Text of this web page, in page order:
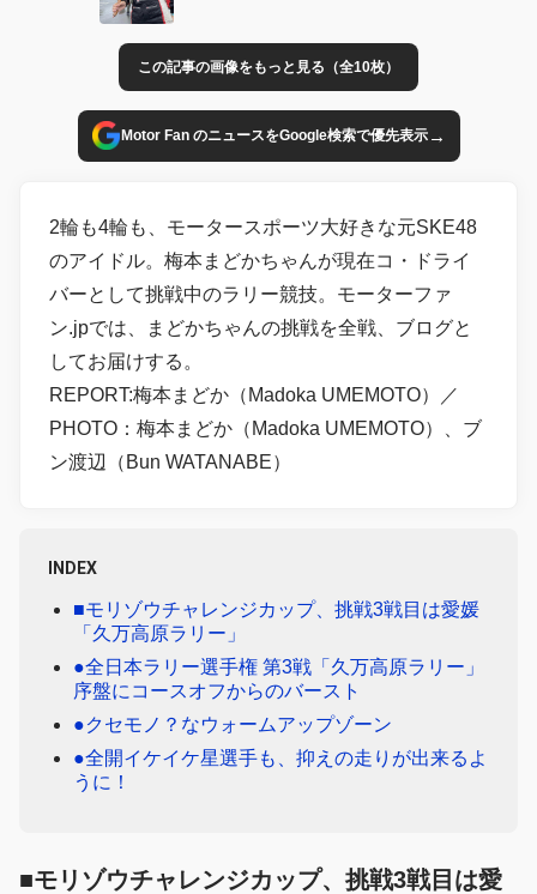
この記事の画像をもっと見る（全10枚）
Motor Fan のニュースをGoogle検索で優先表示→
2輪も4輪も、モータースポーツ大好きな元SKE48
のアイドル。梅本まどかちゃんが現在コ・ドライ
バーとして挑戦中のラリー競技。モーターファ
ン.jpでは、まどかちゃんの挑戦を全戦、ブログと
してお届けする。
REPORT:梅本まどか（Madoka UMEMOTO）／
PHOTO：梅本まどか（Madoka UMEMOTO）、ブ
ン渡辺（Bun WATANABE）
INDEX
■モリゾウチャレンジカップ、挑戦3戦目は愛媛
「久万高原ラリー」
●全日本ラリー選手権 第3戦「久万高原ラリー」
序盤にコースオフからのバースト
●クセモノ？なウォームアップゾーン
●全開イケイケ星選手も、抑えの走りが出来るよ
うに！
■モリゾウチャレンジカップ、挑戦3戦目は愛